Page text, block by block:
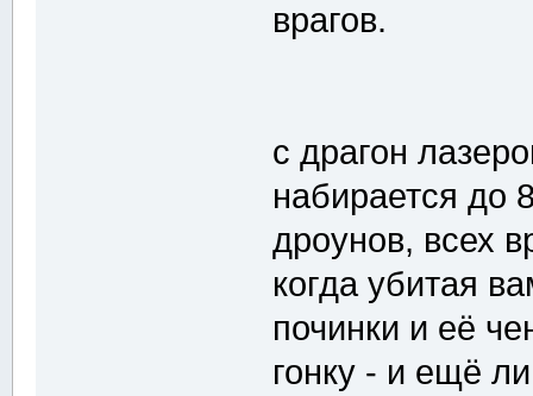
врагов.
с драгон
набирается до
дроунов, всех
когда убитая
починки и её
гонку - и ещё